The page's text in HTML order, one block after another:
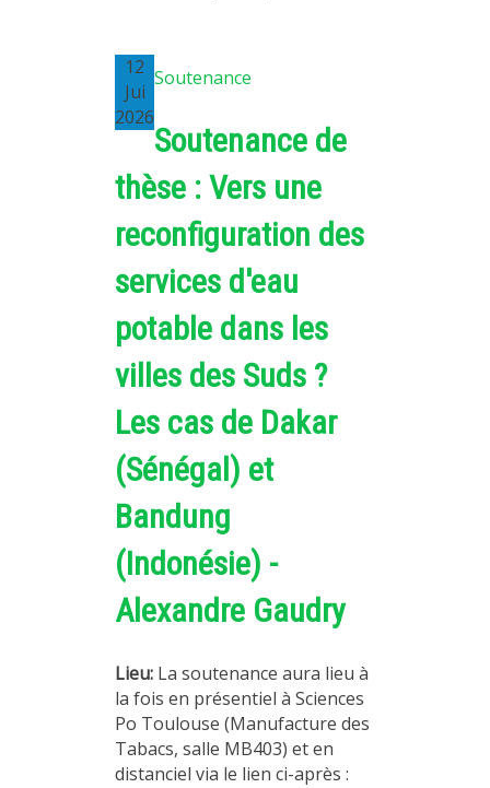
WORKING PAPERS
NOTES THÉMATIQUES
NOS TRAVAUX EN VIDÉO
12
Jui
2026
Soutenance
Soutenance de
thèse : Vers une
reconfiguration des
services d'eau
potable dans les
villes des Suds ?
Les cas de Dakar
(Sénégal) et
Bandung
(Indonésie) -
Alexandre Gaudry
Lieu: La soutenance aura lieu à
la fois en présentiel à Sciences
Po Toulouse (Manufacture des
Tabacs, salle MB403) et en
distanciel via le lien ci-après :